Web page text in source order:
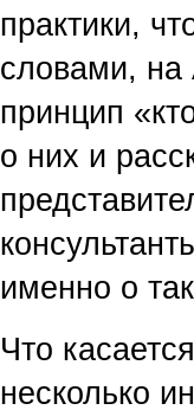
практики,
словами, на
принцип
о них и
именно о
Что
несколько